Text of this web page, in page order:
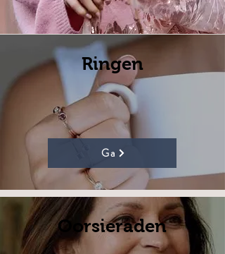
Ringen
Ga
Oorsieraden